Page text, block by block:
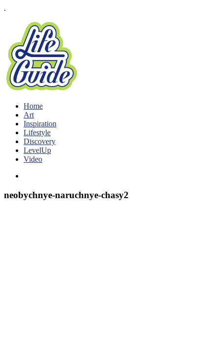
.
Home
Art
Inspiration
Lifestyle
Discovery
LevelUp
Video
neobychnye-naruchnye-chasy2